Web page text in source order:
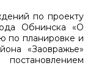
по проекту
Обнинска «О
по планировке и
«Заовражье»